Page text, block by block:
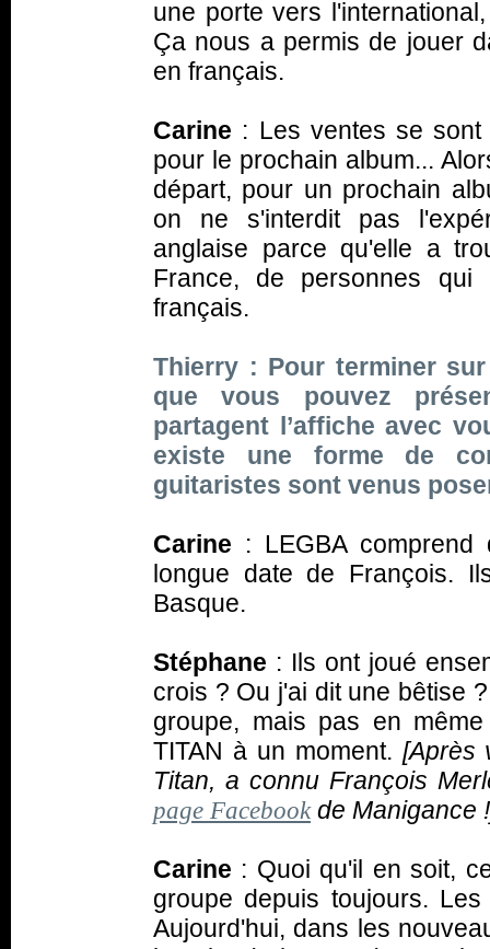
une porte vers
Ça nous a permis de jouer
en français.
Carine : Les ventes se
pour le prochain album...
départ, pour un prochain
on ne s'interdit pas
anglaise parce qu'elle a
France, de personnes
français.
Thierry : Pour terminer
que vous pouvez
partagent l’affiche avec
existe une forme de
guitaristes sont venus
Carine : LEGBA
longue date de François.
Basque.
Stéphane : Ils ont joué
crois ? Ou j'ai dit une bêtise
groupe, mais pas en
TITAN à un moment. [Après
Titan, a connu François
page Facebookde Manigance
Carine : Quoi qu'il en soit,
groupe depuis toujours.
Aujourd'hui, dans les